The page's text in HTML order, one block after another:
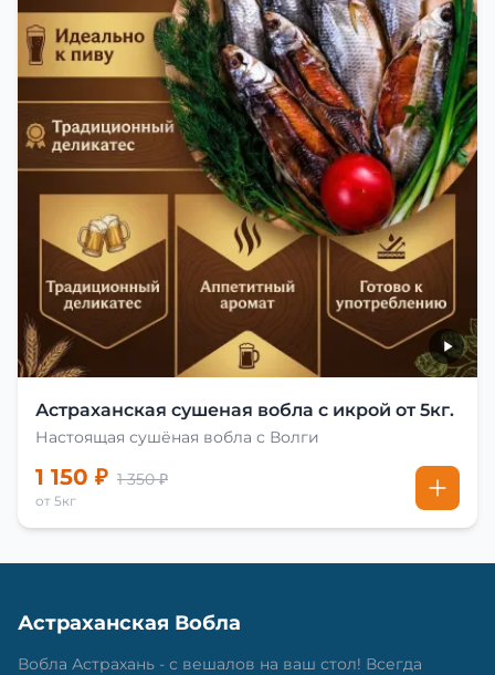
Астраханская сушеная вобла с икрой от 5кг.
Настоящая сушёная вобла с Волги
1 150 ₽ 1 350 ₽
от 5кг
Астраханская Вобла
Вобла Астрахань - с вешалов на ваш стол! Всегда